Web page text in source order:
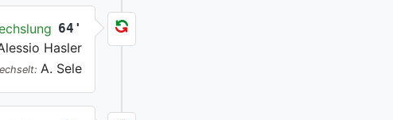
64'
Hasler
A. Sele